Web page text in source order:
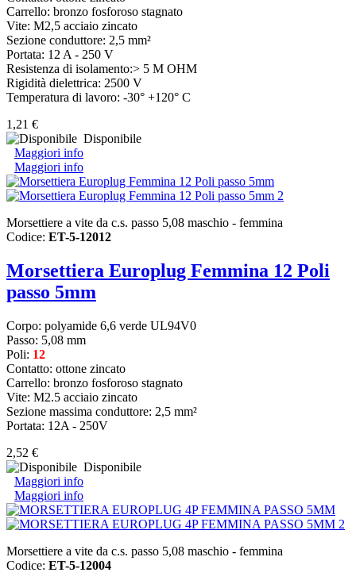
Carrello: bronzo fosforoso stagnato
Vite: M2,5 acciaio zincato
Sezione conduttore: 2,5 mm²
Portata: 12 A - 250 V
Resistenza di isolamento:> 5 M OHM
Rigidità dielettrica: 2500 V
Temperatura di lavoro: -30° +120° C
1,21 €
Disponibile
Maggiori info
Maggiori info
Morsettiere a vite da c.s. passo 5,08 maschio - femmina
Codice: ET-5-12012
Morsettiera Europlug Femmina 12 Poli
passo 5mm
Corpo: polyamide 6,6 verde UL94V0
Passo: 5,08 mm
Poli: 12
Contatto: ottone zincato
Carrello: bronzo fosforoso stagnato
Vite: M2.5 acciaio zincato
Sezione massima conduttore: 2,5 mm²
Portata: 12A - 250V
2,52 €
Disponibile
Maggiori info
Maggiori info
Morsettiere a vite da c.s. passo 5,08 maschio - femmina
Codice: ET-5-12004